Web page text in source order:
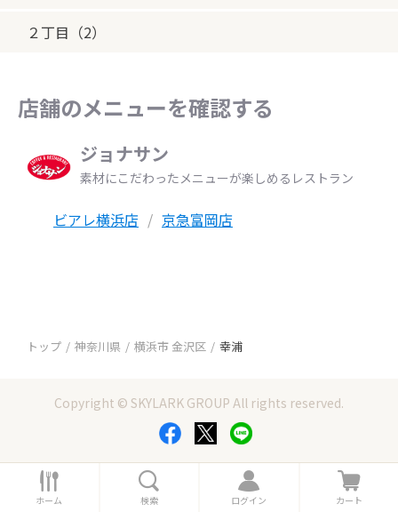
２丁目（2）
店舗のメニューを確認する
ジョナサン
素材にこだわったメニューが楽しめるレストラン
ビアレ横浜店 京急富岡店
トップ 神奈川県 横浜市 金沢区 幸浦
Copyright © SKYLARK GROUP All rights reserved.
ホ
ー
ホーム 索
検索
ロ
グ
ログイン
カ
ー
カート